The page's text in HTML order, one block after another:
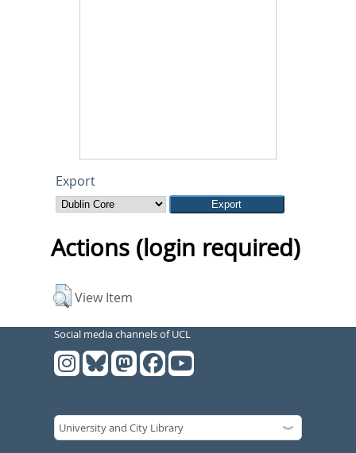
Export
Actions (login required)
View Item
Social media channels of UCL